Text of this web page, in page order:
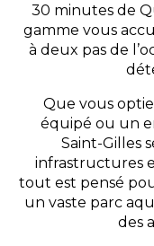
30 minutes de
gamme vous
à deux pas de
Que vous
équipé ou un
Saint-Gilles
infrastructures
tout est pensé
un vaste parc
des